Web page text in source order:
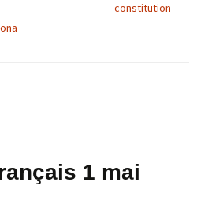
constitution
1 mai